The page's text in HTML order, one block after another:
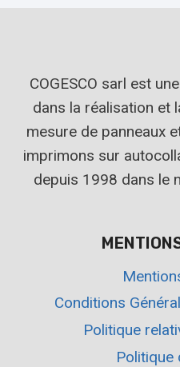
COGESCO sarl est
dans la réalisation et
mesure de panneaux
imprimons sur
depuis 1998 dans le
Conditions
Politique
Politique